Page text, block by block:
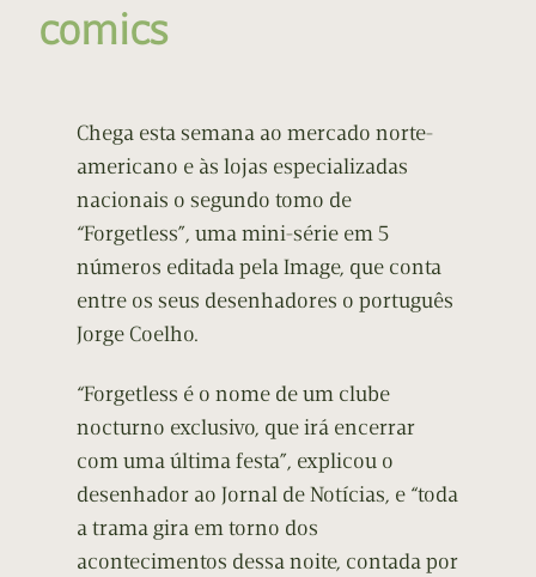
comics
Chega esta semana ao mercado norte-
americano e às lojas especializadas
nacionais o segundo tomo de
“Forgetless”, uma mini-série em 5
números editada pela Image, que conta
entre os seus desenhadores o português
Jorge Coelho.
“Forgetless é o nome de um clube
nocturno exclusivo, que irá encerrar
com uma última festa”, explicou o
desenhador ao Jornal de Notícias, e “toda
a trama gira em torno dos
acontecimentos dessa noite, contada por